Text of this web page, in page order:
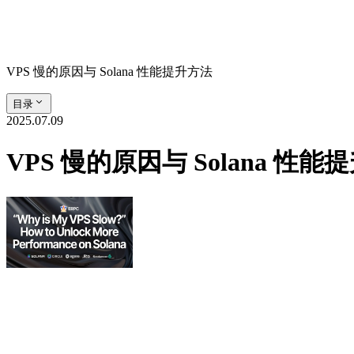
VPS 慢的原因与 Solana 性能提升方法
目录
2025.07.09
VPS 慢的原因与 Solana 性能